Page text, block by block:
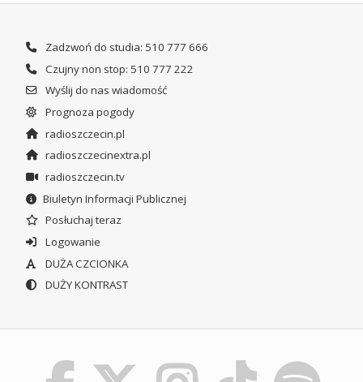
Zadzwoń do studia: 510 777 666
Czujny non stop: 510 777 222
Wyślij do nas wiadomość
Prognoza pogody
radioszczecin.pl
radioszczecinextra.pl
radioszczecin.tv
Biuletyn Informacji Publicznej
Posłuchaj teraz
Logowanie
DUŻA CZCIONKA
DUŻY KONTRAST